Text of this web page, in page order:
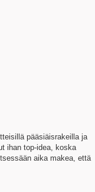
pääsiäisrakeilla ja
ihan top-idea, koska
aika makea, että